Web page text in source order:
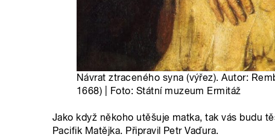
Návrat ztraceného syna (výřez). Autor:
1668) | Foto: Státní muzeum Ermitáž
Jako když někoho utěšuje matka, tak vás budu
Pacifik Matějka. Připravil Petr Vaďura.